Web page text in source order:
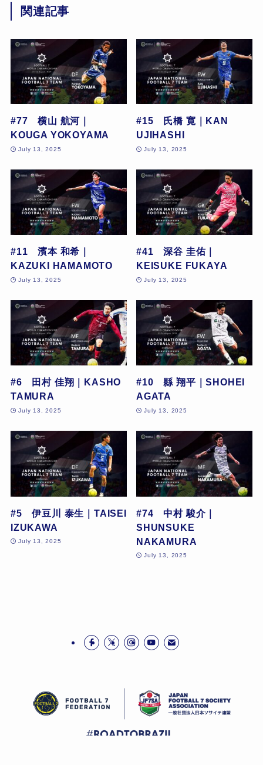
関連記事
#77 横山 航河｜
KOUGA YOKOYAMA
July 13, 2025
#15 氏橋 寛｜KAN
UJIHASHI
July 13, 2025
#11 濱本 和希｜
KAZUKI HAMAMOTO
July 13, 2025
#41 深谷 圭佑｜
KEISUKE FUKAYA
July 13, 2025
#6 田村 佳翔｜KASHO
TAMURA
July 13, 2025
#10 縣 翔平｜SHOHEI
AGATA
July 13, 2025
#5 伊豆川 泰生｜TAISEI
IZUKAWA
July 13, 2025
#74 中村 駿介｜
SHUNSUKE
NAKAMURA
July 13, 2025